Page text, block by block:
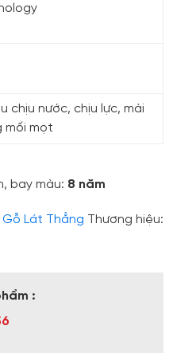
chịu nước, chịu lực, mài
mối mọt
bay màu: 8 năm
Gỗ Lát Thẳng Thương hiệu:
: